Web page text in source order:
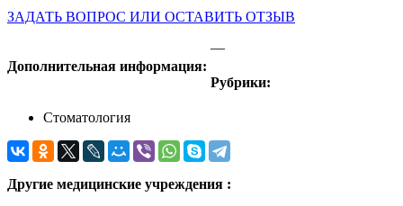
ЗАДАТЬ ВОПРОС ИЛИ ОСТАВИТЬ ОТЗЫВ
Дополнительная информация:
—
Рубрики:
Стоматология
Другие медицинские учреждения :